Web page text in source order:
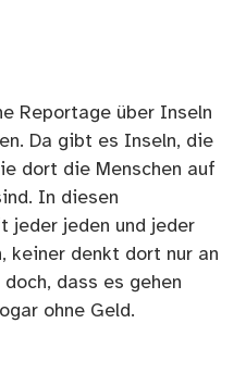
Reportage über Inseln
Da gibt es Inseln, die
dort die Menschen auf
In diesen
jeder jeden und jeder
keiner denkt dort nur an
dass es gehen
ohne Geld.